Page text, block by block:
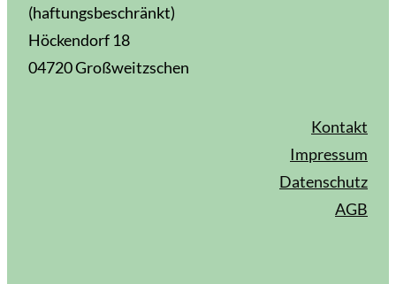
(haftungsbeschränkt)
Höckendorf 18
04720 Großweitzschen
Kontakt
Impressum
Datenschutz
AGB